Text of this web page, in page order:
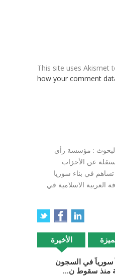
This site uses Akismet
how your comment
: مؤسسة رأي
عن الأحزاب
تساهم في بناء سوريا
العربية الاسلامية في
الأخيرة
سورياً في السجون
منذ سقوط ن...